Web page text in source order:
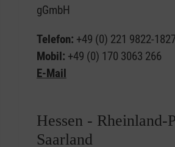
gGmbH
Telefon: +49 (0) 221 9822-
Mobil: +49 (0) 170 3063 266
E-Mail
Hessen - Rheinland-
Saarland